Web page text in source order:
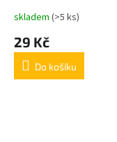
skladem (>5 ks)
29 Kč
Do košíku